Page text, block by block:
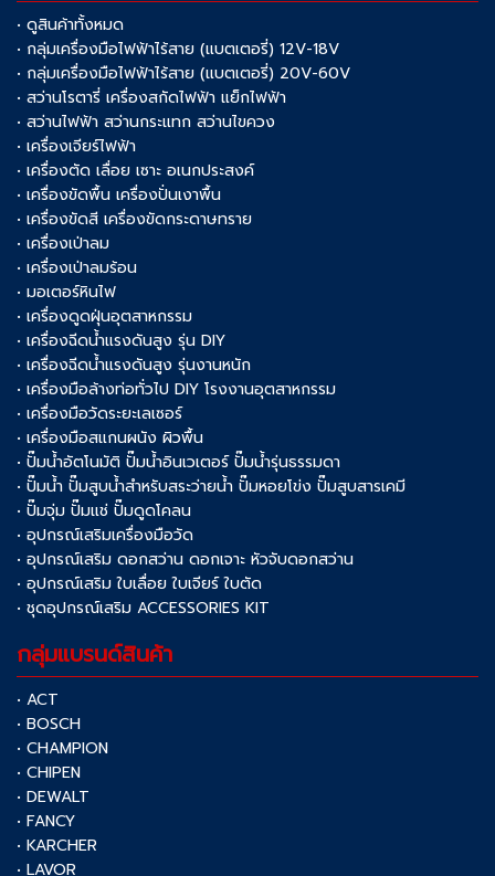
• ดูสินค้าทั้งหมด
• กลุ่มเครื่องมือไฟฟ้าไร้สาย (แบตเตอรี่) 12V-18V
• กลุ่มเครื่องมือไฟฟ้าไร้สาย (แบตเตอรี่) 20V-60V
• สว่านโรตารี่ เครื่องสกัดไฟฟ้า แย็กไฟฟ้า
• สว่านไฟฟ้า สว่านกระแทก สว่านไขควง
• เครื่องเจียร์ไฟฟ้า
• เครื่องตัด เลื่อย เซาะ อเนกประสงค์
• เครื่องขัดพื้น เครื่องปั่นเงาพื้น
• เครื่องขัดสี เครื่องขัดกระดาษทราย
• เครื่องเป่าลม
• เครื่องเป่าลมร้อน
• มอเตอร์หินไฟ
• เครื่องดูดฝุ่นอุตสาหกรรม
• เครื่องฉีดน้ำแรงดันสูง รุ่น DIY
• เครื่องฉีดน้ำแรงดันสูง รุ่นงานหนัก
• เครื่องมือล้างท่อทั่วไป DIY โรงงานอุตสาหกรรม
• เครื่องมือวัดระยะเลเซอร์
• เครื่องมือสแกนผนัง ผิวพื้น
• ปั๊มน้ำอัตโนมัติ ปั๊มน้ำอินเวเตอร์ ปั๊มน้ำรุ่นธรรมดา
• ปั๊มน้ำ ปั๊มสูบน้ำสำหรับสระว่ายน้ำ ปั๊มหอยโข่ง ปั๊มสูบสารเคมี
• ปั๊มจุ่ม ปั๊มแช่ ปั๊มดูดโคลน
• อุปกรณ์เสริมเครื่องมือวัด
• อุปกรณ์เสริม ดอกสว่าน ดอกเจาะ หัวจับดอกสว่าน
• อุปกรณ์เสริม ใบเลื่อย ใบเจียร์ ใบตัด
• ชุดอุปกรณ์เสริม ACCESSORIES KIT
กลุ่มแบรนด์สินค้า
• ACT
• BOSCH
• CHAMPION
• CHIPEN
• DEWALT
• FANCY
• KARCHER
• LAVOR